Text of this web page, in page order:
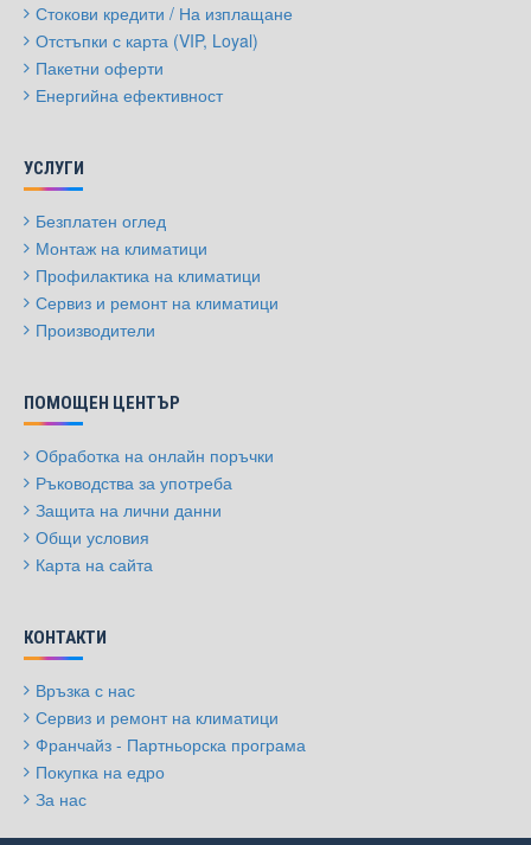
Стокови кредити / На изплащане
Отстъпки с карта (VIP, Loyal)
Пакетни оферти
Енергийна ефективност
УСЛУГИ
Безплатен оглед
Монтаж на климатици
Профилактика на климатици
Сервиз и ремонт на климатици
Производители
ПОМОЩЕН ЦЕНТЪР
Обработка на онлайн поръчки
Ръководства за употреба
Защита на лични данни
Общи условия
Карта на сайта
КОНТАКТИ
Връзка с нас
Сервиз и ремонт на климатици
Франчайз - Партньорска програма
Покупка на едро
За нас